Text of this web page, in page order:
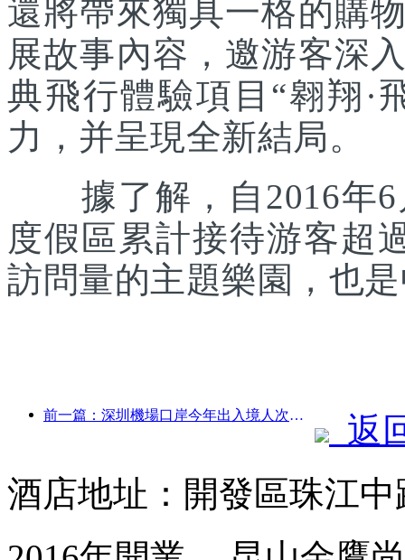
還將帶來獨具一格的購
展故事內容，邀游客深
典飛行體驗項目“翱翔·
力，并呈現全新結局。
據了解，自2016年6
度假區累計接待游客超
訪問量的主題樂園，也
前一篇：深圳機場口岸今年出入境人次突破300萬，創歷史同期新高
返
酒店地址：開發區珠江